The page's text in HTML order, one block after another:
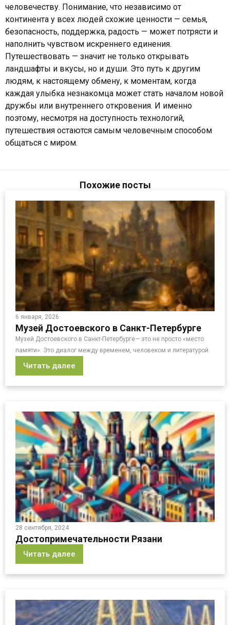
человечеству. Понимание, что независимо от
континента у всех людей схожие ценности — семья,
безопасность, поддержка, радость — может потрясти и
наполнить чувством искреннего единения.
Путешествовать — значит не только открывать
ландшафты и вкусы, но и души. Это путь к другим
людям, к настоящему обмену, к моментам, когда
каждая улыбка незнакомца может стать началом новой
дружбы или внутреннего откровения. И именно
поэтому, несмотря на доступность технологий,
путешествия остаются самым человечным способом
общаться с миром.
Похожие посты
6 января, 2026
Музей Достоевского в Санкт-Петербурге
Музей Достоевского в Санкт-Петербурге— это не просто «место
памяти». Это диалог между временем, человеком и литературой.
Читать далее
28 сентября, 2024
Достопримечательности Рязани
Читать далее